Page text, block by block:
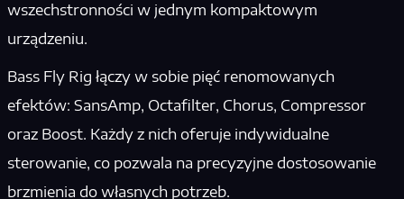
wszechstronności w jednym kompaktowym
urządzeniu.
Bass Fly Rig łączy w sobie pięć renomowanych
efektów: SansAmp, Octafilter, Chorus, Compressor
oraz Boost. Każdy z nich oferuje indywidualne
sterowanie, co pozwala na precyzyjne dostosowanie
brzmienia do własnych potrzeb.